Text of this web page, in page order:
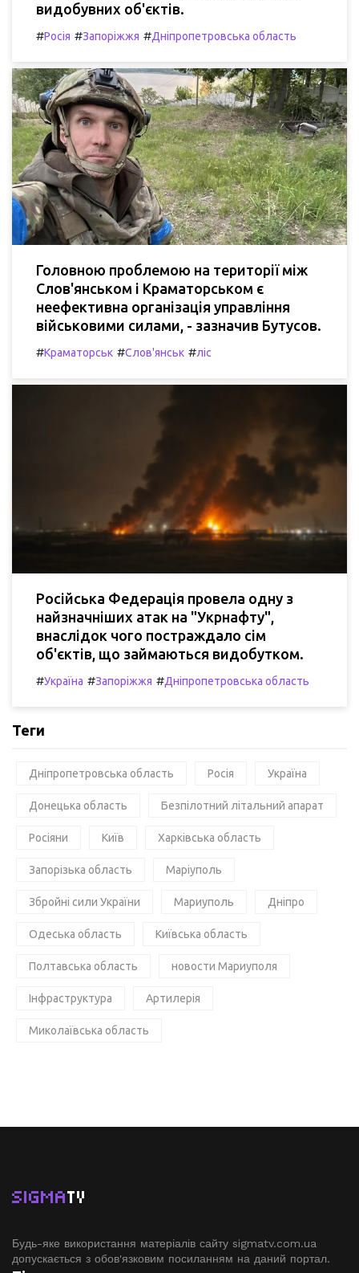
видобувних об'єктів.
#Росія #Запоріжжя #Дніпропетровська область
Головною проблемою на території між
Слов'янськом і Краматорськом є
неефективна організація управління
військовими силами, - зазначив Бутусов.
#Краматорськ #Слов'янськ #ліс
Російська Федерація провела одну з
найзначніших атак на "Укрнафту",
внаслідок чого постраждало сім
об'єктів, що займаються видобутком.
#Україна #Запоріжжя #Дніпропетровська область
Теги
Дніпропетровська область Росія Україна
Донецька область Безпілотний літальний апарат
Росіяни Київ Харківська область
Запорізька область Маріуполь
Збройні сили України Мариуполь Дніпро
Одеська область Київська область
Полтавська область новости Мариуполя
Інфраструктура Артилерія
Миколаївська область
SIGMATV
Будь-яке використання матеріалів сайту sigmatv.com.ua
допускається з обов'язковим посиланням на даний портал.